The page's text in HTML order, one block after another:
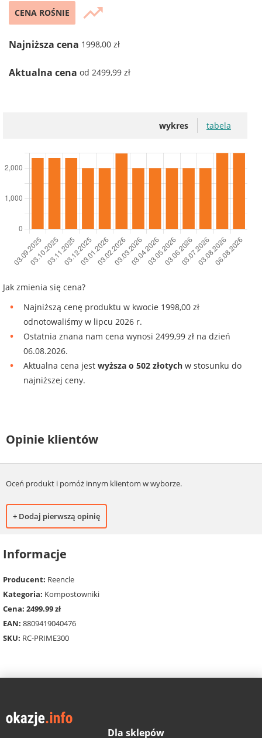
CENA ROŚNIE trending_up
Najniższa cena 1998,00 zł
Aktualna cena od 2499,99 zł
wykres tabela
Jak zmienia się cena?
Najniższą cenę produktu w kwocie 1998,00 zł
odnotowaliśmy w lipcu 2026 r.
Ostatnia znana nam cena wynosi 2499,99 zł na dzień
06.08.2026.
Aktualna cena jest wyższa o 502 złotych w stosunku do
najniższej ceny.
Opinie klientów
Oceń produkt i pomóż innym klientom w wyborze.
+ Dodaj pierwszą opinię
Informacje
Producent: Reencle
Kategoria: Kompostowniki
Cena: 2499.99 zł
EAN: 8809419040476
SKU: RC-PRIME300
Dla sklepów